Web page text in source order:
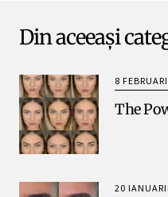
Din aceeași
8
The
20